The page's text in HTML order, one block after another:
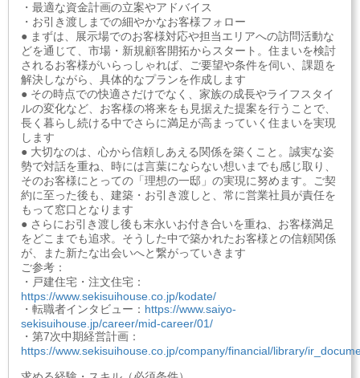
・最適な資金計画の立案やアドバイス
・お引き渡しまでの細やかなお客様フォロー
● まずは、展示場でのお客様対応や担当エリアへの訪問活動な
どを通じて、市場・新規顧客開拓からスタート。住まいを検討
されるお客様がいらっしゃれば、ご要望や条件を伺い、課題を
解決しながら、具体的なプランを作成します
● その時点での快適さだけでなく、家族の成長やライフスタイ
ルの変化など、お客様の将来をも見据えた提案を行うことで、
長く暮らし続ける中でさらに満足が高まっていく住まいを実現
します
● 大切なのは、心から信頼しあえる関係を築くこと。誠実な姿
勢で対話を重ね、時には言葉にならない想いまでも感じ取り、
そのお客様にとっての「理想の一邸」の実現に努めます。ご契
約に至った後も、建築・お引き渡しと、常に営業社員が責任を
もって窓口となります
● さらにお引き渡し後も末永いお付き合いを重ね、お客様満足
をどこまでも追求。そうした中で築かれたお客様との信頼関係
が、また新たな出会いへと繋がっていきます
ご参考：
・戸建住宅・注文住宅：
https://www.sekisuihouse.co.jp/kodate/
・転職者インタビュー： https://www.saiyo-
sekisuihouse.jp/career/mid-career/01/
・第7次中期経営計画：
https://www.sekisuihouse.co.jp/company/financial/library/